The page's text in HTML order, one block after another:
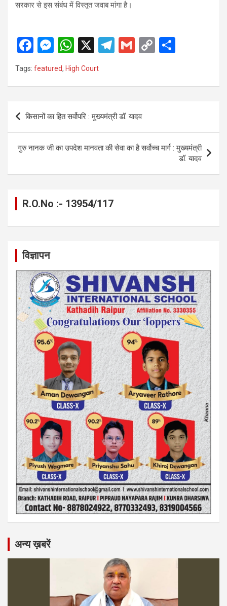
सरकार से इस संबंध में विस्तृत जवाब मांगा है।
F
a
o
k
M
es
se
g
W
h
at
A
p
X
T
a
G
C
Tags: featured, High Court
Post
navigation
किसानों का हित सर्वोपरि : मुख्यमंत्री डॉ. यादव
गुरु नानक जी का उपदेश मानवता की सेवा का है सर्वोच्च मार्ग : मुख्यमंत्री
डॉ. यादव
R.O.No :- 13954/117
विज्ञापन
अन्य ख़बरें